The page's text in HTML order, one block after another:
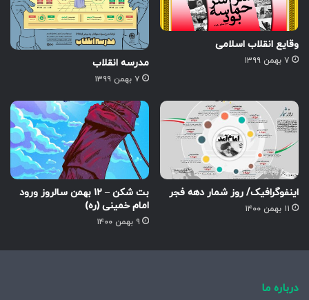
وقایع انقلاب اسلامی
۷ بهمن ۱۳۹۹ مدرسه انقلاب
۷ بهمن ۱۳۹۹
اینفوگرافیک/ روز شمار دهه فجر
۱۱ بهمن ۱۴۰۰
بت شکن – ۱۲ بهمن سالروز ورود
امام خمینی (ره)
۹ بهمن ۱۴۰۰
درباره ما